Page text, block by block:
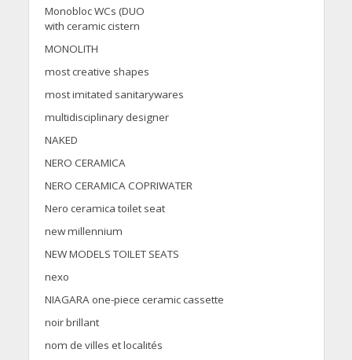
Monobloc WCs (DUO
with ceramic cistern
MONOLITH
most creative shapes
most imitated sanitarywares
multidisciplinary designer
NAKED
NERO CERAMICA
NERO CERAMICA COPRIWATER
Nero ceramica toilet seat
new millennium
NEW MODELS TOILET SEATS
nexo
NIAGARA one-piece ceramic cassette
noir brillant
nom de villes et localités